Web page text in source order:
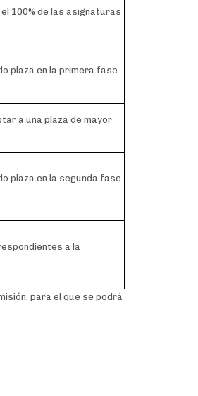
el 100% de las asignaturas
plaza en la primera fase
a una plaza de mayor
plaza en la segunda fase
a la
para el que se podrá